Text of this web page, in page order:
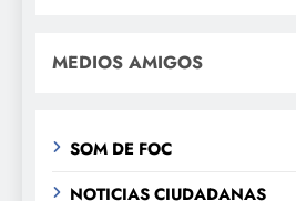
MEDIOS AMIGOS
SOM DE FOC
NOTICIAS CIUDADANAS